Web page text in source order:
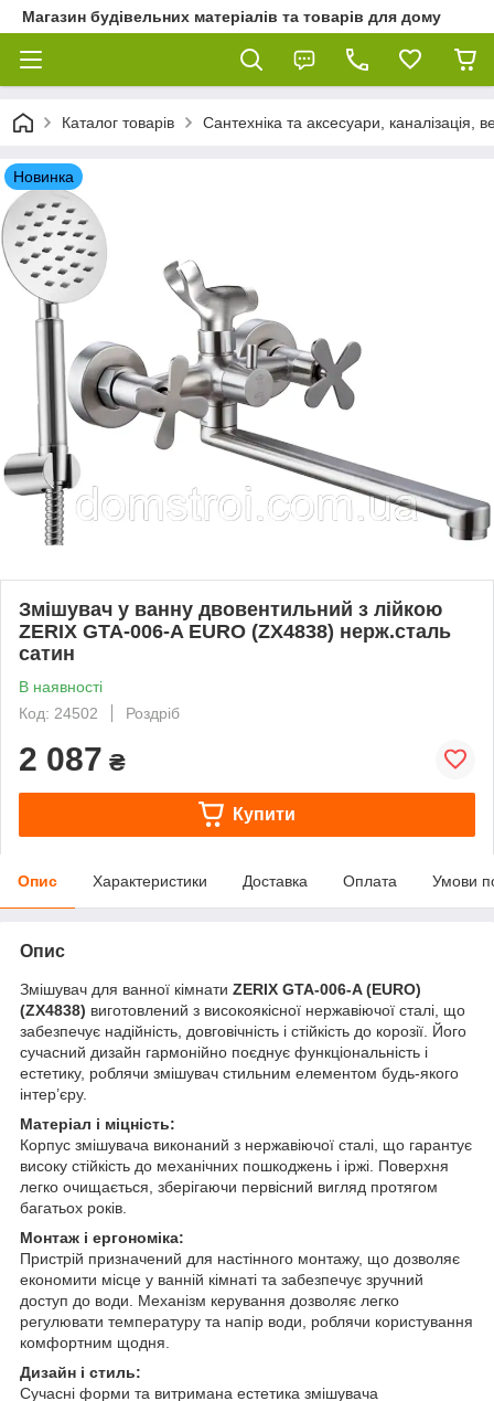
Магазин будівельних матеріалів та товарів для дому
Каталог товарів Сантехніка та аксесуари, каналізація,
Новинка
Змішувач у ванну двовентильний з лійкою
ZERIX GTA‑006‑A EURO (ZX4838) нерж.сталь
сатин
В наявності
Код: 24502
Роздріб
2 087 ₴
Купити
Опис Характеристики Доставка Оплата Умови
Опис
Змішувач для ванної кімнати ZERIX GTA‑006‑A (EURO)
(ZX4838) виготовлений з високоякісної нержавіючої сталі, що
забезпечує надійність, довговічність і стійкість до корозії. Його
сучасний дизайн гармонійно поєднує функціональність і
естетику, роблячи змішувач стильним елементом будь‑якого
інтер’єру.
Матеріал і міцність:
Корпус змішувача виконаний з нержавіючої сталі, що гарантує
високу стійкість до механічних пошкоджень і іржі. Поверхня
легко очищається, зберігаючи первісний вигляд протягом
багатьох років.
Монтаж і ергономіка:
Пристрій призначений для настінного монтажу, що дозволяє
економити місце у ванній кімнаті та забезпечує зручний
доступ до води. Механізм керування дозволяє легко
регулювати температуру та напір води, роблячи користування
комфортним щодня.
Дизайн і стиль:
Сучасні форми та витримана естетика змішувача